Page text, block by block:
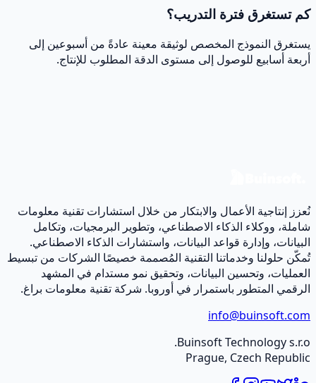
كم تستغرق فترة التدريب؟
يستغرق النموذج المخصص لوثيقة معينة عادةً من أسبوعين إلى
أربعة أسابيع للوصول إلى مستوى الدقة المطلوب للإنتاج.
نُعزز إنتاجية الأعمال والابتكار من خلال استشارات تقنية معلومات
شاملة، ووكلاء الذكاء الاصطناعي، وتطوير البرمجيات، وتكامل
البيانات، وإدارة قواعد البيانات، واستشارات الذكاء الاصطناعي.
تُمكّن حلولنا وخدماتنا التقنية المُصممة خصيصًا الشركات من تبسيط
العمليات، وتحسين البيانات، وتحقيق نمو مستدام في المشهد
الرقمي المتطور باستمرار في أوروبا. شركة تقنية معلومات براغ.
info@buinsoft.com
Buinsoft Technology s.r.o.
Prague, Czech Republic